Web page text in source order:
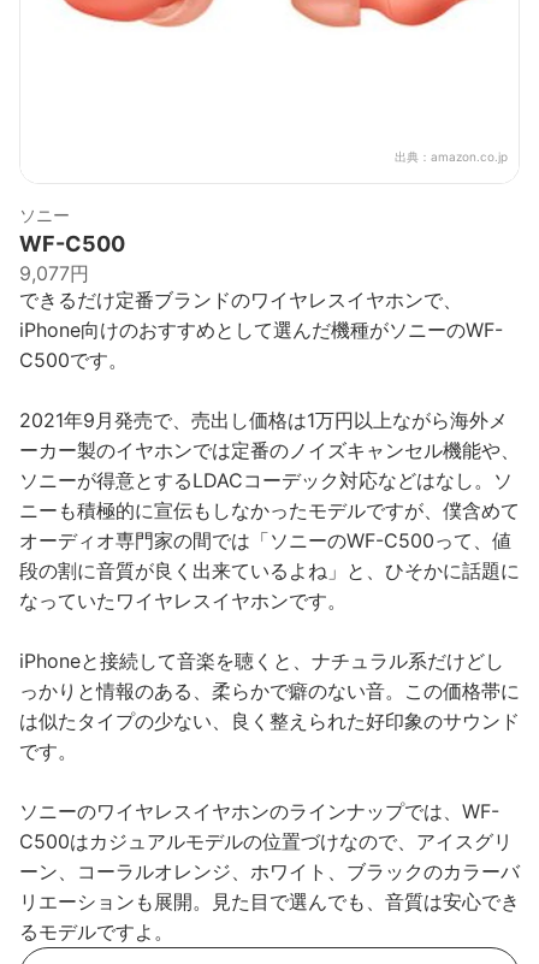
出典： amazon.co.jp
ソニー
WF-C500
9,077円
できるだけ定番ブランドのワイヤレスイヤホンで、
iPhone向けのおすすめとして選んだ機種がソニーのWF-
C500です。
2021年9月発売で、売出し価格は1万円以上ながら海外メ
ーカー製のイヤホンでは定番のノイズキャンセル機能や、
ソニーが得意とするLDACコーデック対応などはなし。ソ
ニーも積極的に宣伝もしなかったモデルですが、僕含めて
オーディオ専門家の間では「ソニーのWF-C500って、値
段の割に音質が良く出来ているよね」と、ひそかに話題に
なっていたワイヤレスイヤホンです。
iPhoneと接続して音楽を聴くと、ナチュラル系だけどし
っかりと情報のある、柔らかで癖のない音。この価格帯に
は似たタイプの少ない、良く整えられた好印象のサウンド
です。
ソニーのワイヤレスイヤホンのラインナップでは、WF-
C500はカジュアルモデルの位置づけなので、アイスグリ
ーン、コーラルオレンジ、ホワイト、ブラックのカラーバ
リエーションも展開。見た目で選んでも、音質は安心でき
るモデルですよ。